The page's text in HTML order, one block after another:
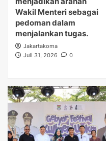
Wakil Menteri sebagai
pedoman dalam
menjalankan tugas.
Jakartakoma
Juli 31, 2026
0